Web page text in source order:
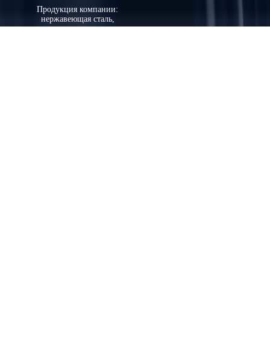
Продукция компании:
нержавеющая сталь,
углеродистая сталь,